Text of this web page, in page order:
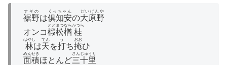
裾野
すその
は俱知安
くっちゃん
の大原野
だいげんや
オンコ椴松
とどまつ
楢
なら
桂
かつら
林
はやし
は天
てん
を打
う
ち掩
おお
ひ
面積
めんせき
ほとんど三十里
さんじゅうり